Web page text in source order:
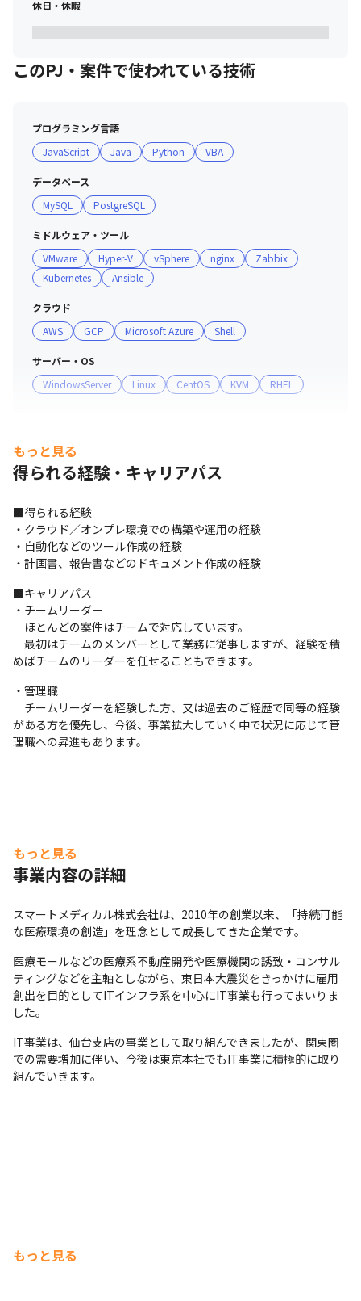
休日・休暇
このPJ・案件で使われている技術
プログラミング言語
JavaScript
Java Python VBA
データベース
MySQL
PostgreSQL
ミドルウェア・ツール
VMware
Hyper-V vSphere nginx
Zabbix
Kubernetes
Ansible
クラウド
AWS
GCP Microsoft Azure Shell
サーバー・OS
WindowsServer
Linux CentOS KVM RHEL
もっと見る
得られる経験・キャリアパス
■得られる経験
・クラウド／オンプレ環境での構築や運用の経験
・自動化などのツール作成の経験
・計画書、報告書などのドキュメント作成の経験
■キャリアパス
・チームリーダー
ほとんどの案件はチームで対応しています。
最初はチームのメンバーとして業務に従事しますが、経験を積
めばチームのリーダーを任せることもできます。
・管理職
チームリーダーを経験した方、又は過去のご経歴で同等の経験
がある方を優先し、今後、事業拡大していく中で状況に応じて管
理職への昇進もあります。
もっと見る
事業内容の詳細
スマートメディカル株式会社は、2010年の創業以来、「持続可能
な医療環境の創造」を理念として成長してきた企業です。
医療モールなどの医療系不動産開発や医療機関の誘致・コンサル
ティングなどを主軸としながら、東日本大震災をきっかけに雇用
創出を目的としてITインフラ系を中心にIT事業も行ってまいりま
した。
IT事業は、仙台支店の事業として取り組んできましたが、関東圏
での需要増加に伴い、今後は東京本社でもIT事業に積極的に取り
組んでいきます。
もっと見る